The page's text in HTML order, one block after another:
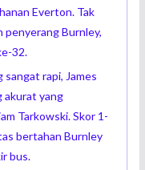
Everton. Tak
penyerang Burnley,
32.
sangat rapi, James
akurat yang
Tarkowski. Skor 1-
bertahan Burnley
bus.